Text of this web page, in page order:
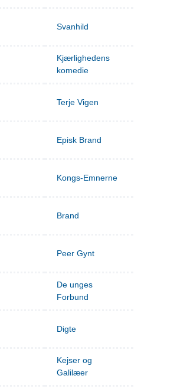
Svanhild
Kjærlighedens
komedie
Terje Vigen
Episk Brand
Kongs-Emnerne
Brand
Peer Gynt
De unges
Forbund
Digte
Kejser og
Galilæer